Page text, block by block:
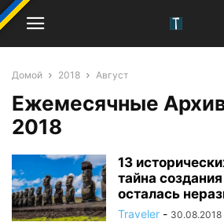
Домой 2018 Август
Ежемесячные
2018
13
тайна
осталась
Traveler - 30.08.2018